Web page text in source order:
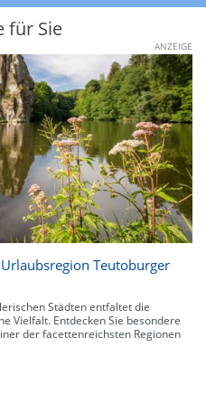
für Sie
ANZEIGE
Teutoburger
Städten entfaltet die
Vielfalt. Entdecken Sie besondere
der facettenreichsten Regionen